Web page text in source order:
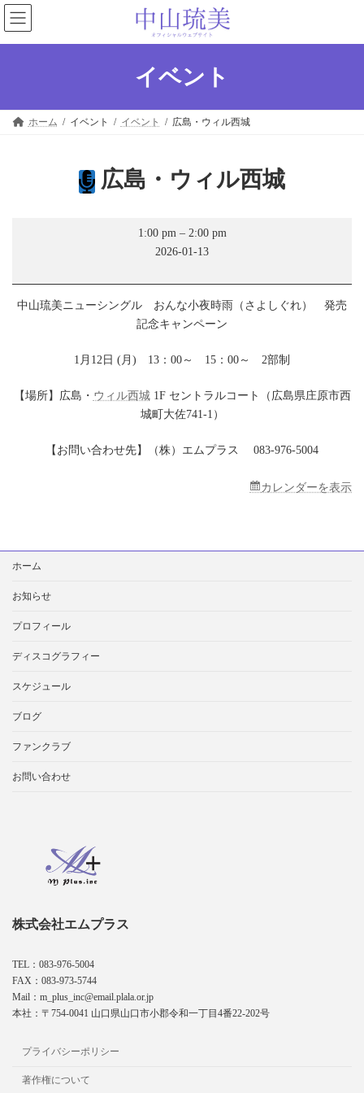
コ
ン
テ
キ
ナ
ビ
ゲ
に
イベント
ホーム イベント イベント 広島・ウィル西城
広島・ウィル西城
島・
ウ
ル
城
1:00 pm – 2:00 pm
2026-01-13
中山琉美ニューシングル おんな小夜時雨（さよしぐれ） 発売
記念キャンペーン
1月12日 (月) 13：00～ 15：00～ 2部制
【場所】広島・ ウィル西城1F セントラルコート（広島県庄原市西
城町大佐741-1）
【お問い合わせ先】（株）エムプラス 083-976-5004
カレンダーを表示
索:
ホーム
お知らせ
プロフィール
ディスコグラフィー
スケジュール
ブログ
ファンクラブ
お問い合わせ
株式会社エムプラス
TEL：083-976-5004
FAX：083-973-5744
Mail：m_plus_inc@email.plala.or.jp
本社：〒754-0041 山口県山口市小郡令和一丁目4番22-202号
プライバシーポリシー
著作権について